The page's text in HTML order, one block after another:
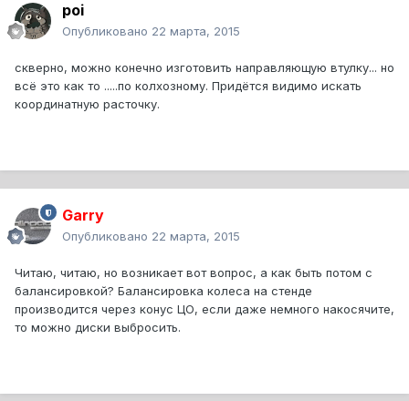
poi
Опубликовано 22 марта, 2015
скверно, можно конечно изготовить направляющую втулку... но
всё это как то .....по колхозному. Придётся видимо искать
координатную расточку.
Garry
Опубликовано 22 марта, 2015
Читаю, читаю, но возникает вот вопрос, а как быть потом с
балансировкой? Балансировка колеса на стенде
производится через конус ЦО, если даже немного накосячите,
то можно диски выбросить.